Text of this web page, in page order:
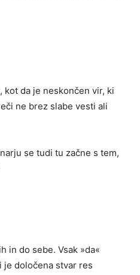
kot da je neskončen vir, ki
ne brez slabe vesti ali
se tudi tu začne s tem,
in do sebe. Vsak »da«
je določena stvar res